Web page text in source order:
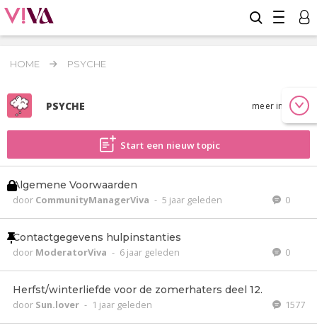
HOME PSYCHE
PSYCHE meer info
Start een nieuw topic
Algemene Voorwaarden
door CommunityManagerViva - 5 jaar geleden 0
Contactgegevens hulpinstanties
door ModeratorViva - 6 jaar geleden 0
Herfst/winterliefde voor de zomerhaters deel 12.
door Sun.lover - 1 jaar geleden 1577